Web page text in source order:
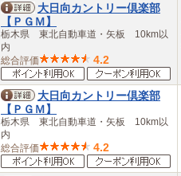
大日向カントリー倶楽部
【ＰＧＭ】
栃木県 東北自動車道・矢板 10km以
内
総合評価
4.2
大日向カントリー倶楽部
【ＰＧＭ】
栃木県 東北自動車道・矢板 10km以
内
総合評価
4.2